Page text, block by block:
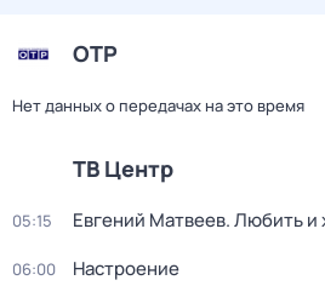
ОТР
Нет данных о передачах на это время
ТВ Центр
05:15 Евгений Матвеев. Любить и
06:00 Настроение